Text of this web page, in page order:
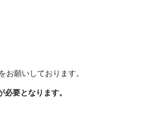
願いしております。
要となります。